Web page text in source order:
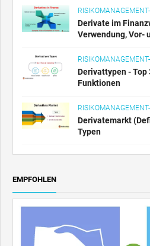
Derivate im
Verwendung, Vor-
Derivattypen - Top
Funktionen
Derivatemarkt
Typen
EMPFOHLEN